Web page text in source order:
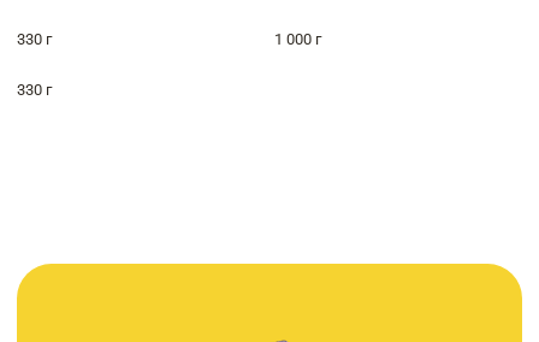
330 г 1 000 г
330 г